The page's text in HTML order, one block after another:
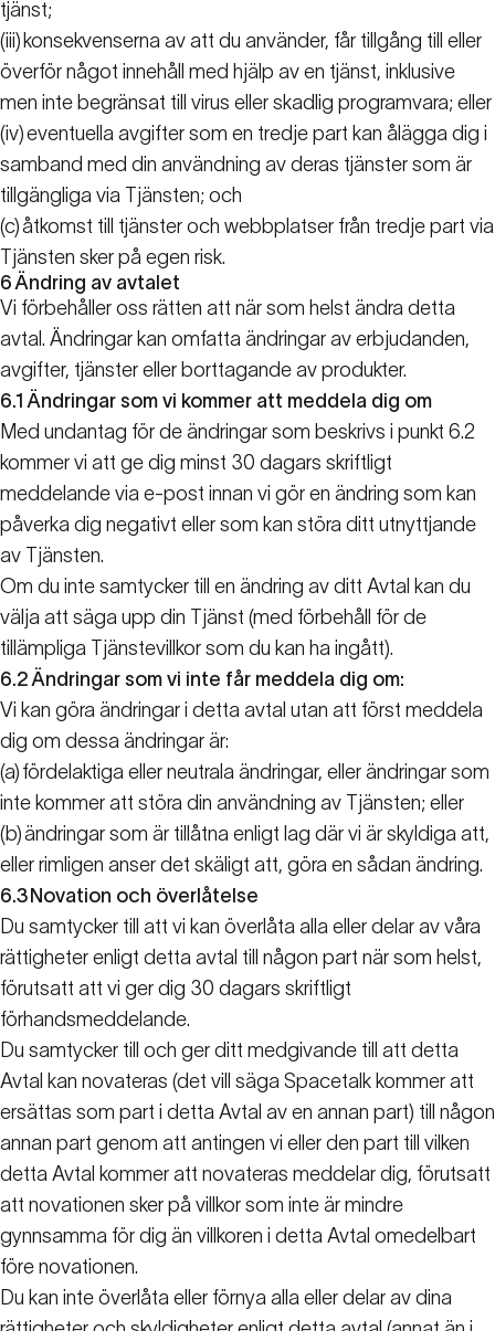
tjänst;
(iii) konsekvenserna av att du använder, får tillgång till eller
överför något innehåll med hjälp av en tjänst, inklusive
men inte begränsat till virus eller skadlig programvara; eller
(iv)eventuella avgifter som en tredje part kan ålägga dig i
samband med din användning av deras tjänster som är
tillgängliga via Tjänsten; och
(c)åtkomst till tjänster och webbplatser från tredje part via
Tjänsten sker på egen risk.
6Ändring av avtalet
Vi förbehåller oss rätten att när som helst ändra detta
avtal. Ändringar kan omfatta ändringar av erbjudanden,
avgifter, tjänster eller borttagande av produkter.
6.1 Ändringar som vi kommer att meddela dig om
Med undantag för de ändringar som beskrivs i punkt 6.2
kommer vi att ge dig minst 30 dagars skriftligt
meddelande via e-post innan vi gör en ändring som kan
påverka dig negativt eller som kan störa ditt utnyttjande
av Tjänsten.
Om du inte samtycker till en ändring av ditt Avtal kan du
välja att säga upp din Tjänst (med förbehåll för de
tillämpliga Tjänstevillkor som du kan ha ingått).
6.2Ändringar som vi inte får meddela dig om:
Vi kan göra ändringar i detta avtal utan att först meddela
dig om dessa ändringar är:
(a) fördelaktiga eller neutrala ändringar, eller ändringar som
inte kommer att störa din användning av Tjänsten; eller
(b)ändringar som är tillåtna enligt lag där vi är skyldiga att,
eller rimligen anser det skäligt att, göra en sådan ändring.
6.3 Novation och överlåtelse
Du samtycker till att vi kan överlåta alla eller delar av våra
rättigheter enligt detta avtal till någon part när som helst,
förutsatt att vi ger dig 30 dagars skriftligt
förhandsmeddelande.
Du samtycker till och ger ditt medgivande till att detta
Avtal kan novateras (det vill säga Spacetalk kommer att
ersättas som part i detta Avtal av en annan part) till någon
annan part genom att antingen vi eller den part till vilken
detta Avtal kommer att novateras meddelar dig, förutsatt
att novationen sker på villkor som inte är mindre
gynnsamma för dig än villkoren i detta Avtal omedelbart
före novationen.
Du kan inte överlåta eller förnya alla eller delar av dina